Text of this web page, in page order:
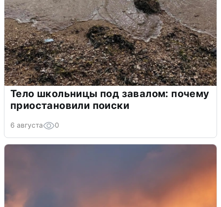
Тело школьницы под завалом: почему
приостановили поиски
6 августа 0